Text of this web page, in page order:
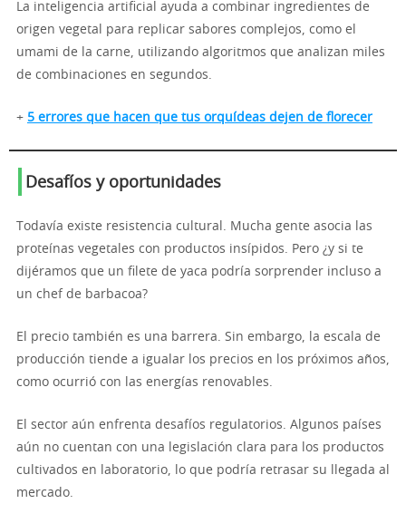
La inteligencia artificial ayuda a combinar ingredientes de
origen vegetal para replicar sabores complejos, como el
umami de la carne, utilizando algoritmos que analizan miles
de combinaciones en segundos.
+ 5 errores que hacen que tus orquídeas dejen de florecer
Desafíos y oportunidades
Todavía existe resistencia cultural. Mucha gente asocia las
proteínas vegetales con productos insípidos. Pero ¿y si te
dijéramos que un filete de yaca podría sorprender incluso a
un chef de barbacoa?
El precio también es una barrera. Sin embargo, la escala de
producción tiende a igualar los precios en los próximos años,
como ocurrió con las energías renovables.
El sector aún enfrenta desafíos regulatorios. Algunos países
aún no cuentan con una legislación clara para los productos
cultivados en laboratorio, lo que podría retrasar su llegada al
mercado.